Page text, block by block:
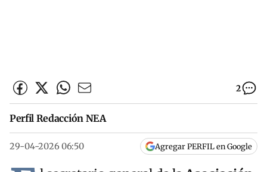
2
Perfil Redacción NEA
29-04-2026 06:50 Agregar PERFIL en Google